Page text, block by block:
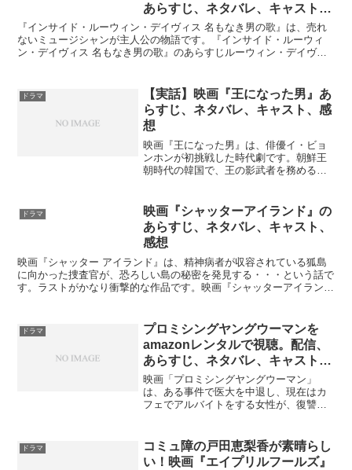
あらすじ、ネタバレ、キャスト、
感想
『インサイド・ルーウィン・デイヴィス 名もなき男の歌』は、売れ
ないミュージシャンが主人公の物語です。『インサイド・ルーウィ
ン・デイヴィス 名もなき男の歌』のあらすじルーウィン・デイヴィ
ドラマ
【実話】映画『王になった男』あ
らすじ、ネタバレ、キャスト、感
想
映画『王になった男』は、俳優イ・ビョ
ンホンが初挑戦した時代劇です。朝鮮王
朝時代の韓国で、王の影武者を務める身
す。映画『王になった男』の配信Amazon
プライムビデオとU-...
ドラマ
映画『シャッターアイランド』の
あらすじ、ネタバレ、キャスト、
感想
映画『シャッター アイランド』は、精神病者が収容されている狐島
に向かった捜査官が、恐ろしい島の秘密を発見する・・・という話で
す。ラストがかなり衝撃的な作品です。映画『シャッターアイラン
ドラマ
プロミシングヤングウーマンを
amazonレンタルで視聴。配信、
あらすじ、ネタバレ、キャスト、
感想
映画「プロミシングヤングウーマン」
は、ある事件で医大を中退し、現在はカ
フェでアルバイトをする女性が、復讐を
れても、被害者はけして忘れないとい
う、被害者の物語としても見ら...
ドラマ
コミュ障の戸田恵梨香が素晴らし
い！映画『エイプリルフールズ』